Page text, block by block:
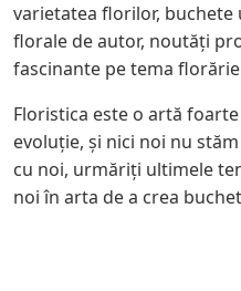
varietatea florilor,
florale de autor, noutăți
fascinante pe tema
Floristica este o artă
evoluție, și nici noi nu
cu noi, urmăriți ultimele
noi în arta de a crea